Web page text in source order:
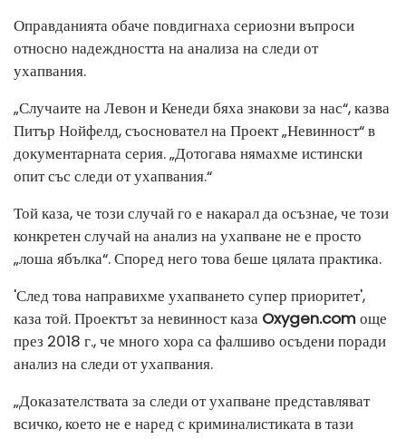
Оправданията обаче повдигнаха сериозни въпроси
относно надеждността на анализа на следи от
ухапвания.
„Случаите на Левон и Кенеди бяха знакови за нас“, казва
Питър Нойфелд, съосновател на Проект „Невинност“ в
документарната серия. „Дотогава нямахме истински
опит със следи от ухапвания.“
Той каза, че този случай го е накарал да осъзнае, че този
конкретен случай на анализ на ухапване не е просто
„лоша ябълка“. Според него това беше цялата практика.
'След това направихме ухапването супер приоритет',
каза той. Проектът за невинностказа Oxygen.comоще
през 2018 г., че много хора са фалшиво осъдени поради
анализ на следи от ухапвания.
„Доказателствата за следи от ухапване представляват
всичко, което не е наред с криминалистиката в тази